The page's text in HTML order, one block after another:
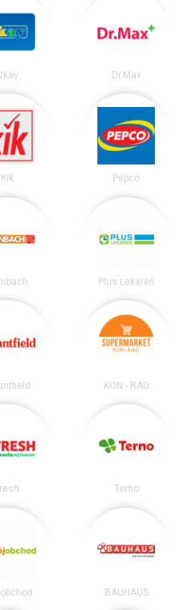
Dr.Max
Kik Pepco
Plus Lekáreň
KON - RAD
Terno
BAUHAUS